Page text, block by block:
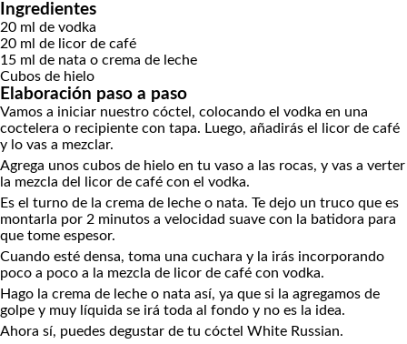
Ingredientes
20 ml de vodka
20 ml de licor de café
15 ml de nata o crema de leche
Cubos de hielo
Elaboración paso a paso
Vamos a iniciar nuestro cóctel, colocando el vodka en una
coctelera o recipiente con tapa. Luego, añadirás el licor de café
y lo vas a mezclar.
Agrega unos cubos de hielo en tu vaso a las rocas, y vas a verter
la mezcla del licor de café con el vodka.
Es el turno de la crema de leche o nata. Te dejo un truco que es
montarla por 2 minutos a velocidad suave con la batidora para
que tome espesor.
Cuando esté densa, toma una cuchara y la irás incorporando
poco a poco a la mezcla de licor de café con vodka.
Hago la crema de leche o nata así, ya que si la agregamos de
golpe y muy líquida se irá toda al fondo y no es la idea.
Ahora sí, puedes degustar de tu cóctel White Russian.